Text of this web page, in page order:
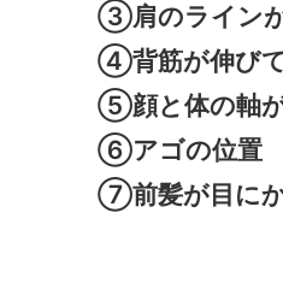
③肩のライン
④背筋が伸び
⑤顔と体の軸
⑥アゴの位置
⑦前髪が目に